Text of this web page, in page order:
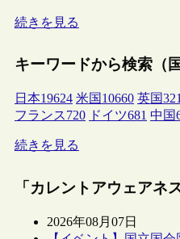
続きを見る
キーワードから検索（
日本19624 米国 10660 英国
フランス720 ドイツ681 中国
続きを見る
「カレントアウェアネ
2026年08月07日